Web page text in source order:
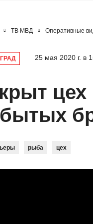
ТВ МВД Оперативные
25 мая 2020 г. в
рыба цех